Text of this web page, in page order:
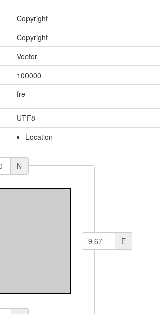
Copyright
Copyright
Vector
100000
fre
UTF8
Location
N
E